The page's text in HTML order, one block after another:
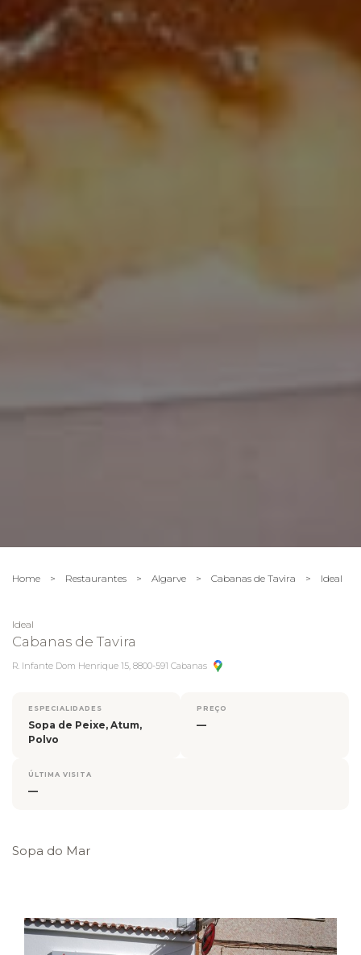
Home > Restaurantes > Algarve > Cabanas de Tavira > Ideal
Ideal
Cabanas de Tavira
R. Infante Dom Henrique 15, 8800-591 Cabanas
ESPECIALIDADES
Sopa de Peixe, Atum,
Polvo
PREÇO
—
ÚLTIMA VISITA
—
Sopa do Mar